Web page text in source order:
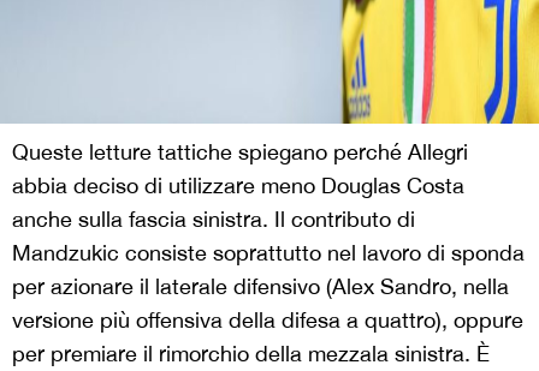
Queste letture tattiche spiegano perché Allegri
abbia deciso di utilizzare meno Douglas Costa
anche sulla fascia sinistra. Il contributo di
Mandzukic consiste soprattutto nel lavoro di sponda
per azionare il laterale difensivo (Alex Sandro, nella
versione più offensiva della difesa a quattro), oppure
per premiare il rimorchio della mezzala sinistra. È